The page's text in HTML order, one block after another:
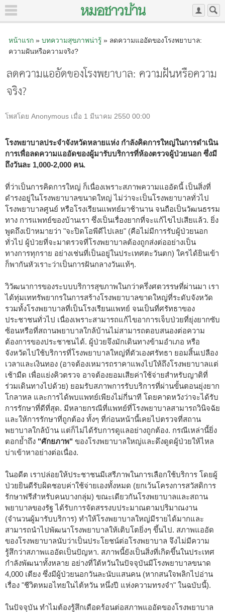
หน้าแรก» บทความสุขภาพน่ารู้» ลดความแออัดของโรงพยาบาล:
ความฝันหรือความจริง?
ลดความแออัดของโรงพยาบาล: ความฝันหรือความ
จริง?
โพสโดย Anonymous เมื่อ 1 มีนาคม 2550 00:00
โรงพยาบาลประจำจังหวัดหลายแห่ง กำลังคิดการใหญ่ในการดำเนิน
การเพื่อลดความแออัดของผู้มารับบริการที่ห้องตรวจผู้ป่วยนอก ซึ่งมี
ถึงวันละ 1,000-2,000 คน.
ที่ว่าเป็นการคิดการใหญ่ ก็เนื่องเพราะสภาพความแออัดนี้ เป็นสิ่งที่
ดำรงอยู่ในโรงพยาบาลขนาดใหญ่ ไม่ว่าจะเป็นโรงพยาบาลทั่วไป
โรงพยาบาลศูนย์ หรือโรงเรียนแพทย์มาช้านาน จนถือเป็นวัฒนธรรม
ทาง การแพทย์ของบ้านเรา ซึ่งเป็นเรื่องยากที่จะแก้ไขไปเสียแล้ว. ยิ่ง
พูดถึงเป้าหมายว่า "จะปิดโอพีดีไปเลย" (คือไม่มีการรับผู้ป่วยนอก
ทั่วไป ผู้ป่วยที่จะมาตรวจที่โรงพยาบาลต้องถูกส่งต่ออย่างเป็น
ทางการทุกราย อย่างเช่นที่เป็นอยู่ในประเทศตะวันตก) ใครได้ยินเข้า
ก็พากันหัวเราะว่าเป็นการฝันกลางวันแท้ๆ.
วิวัฒนาการของระบบบริการสุขภาพในกว่าครึ่งศตวรรษที่ผ่านมา เรา
ได้ทุ่มเททรัพยากรในการสร้างโรงพยาบาลขาดใหญ่ที่ระดับจังหวัด
รวมทั้งโรงพยาบาลที่เป็นโรงเรียนแพทย์ จนเป็นที่ศรัทธาของ
ประชาชนทั่วไป เนื่องเพราะสามารถแก้ไขอาการเจ็บป่วยที่ยุ่งยากซับ
ซ้อนหรือที่สถานพยาบาลใกล้บ้านไม่สามารถตอบสนองต่อความ
ต้องการของประชาชนได้. ผู้ป่วยจึงมักเดินทางข้ามอำเภอ หรือ
จังหวัดไปใช้บริการที่โรงพยาบาลใหญ่ที่ตัวเองศรัทธา ยอมสิ้นเปลือง
เวลาและเงินทอง (อาจต้องเหมารถราคาแพงไปให้ถึงโรงพยาบาลแต่
เช้ามืด เพื่อแย่งคิวตรวจ อาจต้องยอมเสียค่าใช้จ่ายสำหรับญาติที่
ร่วมเดินทางไปด้วย) ยอมรับสภาพการรับบริการที่ผ่านขั้นตอนยุ่งยาก
โกลาหล และการได้พบแพทย์เพียงไม่กี่นาที โดยคาดหวังว่าจะได้รับ
การรักษาที่ดีที่สุด. มีหลายกรณีที่แพทย์ที่โรงพยาบาลสามารถวินิจฉัย
และให้การรักษาที่ถูกต้อง ทั้งๆ ที่ก่อนหน้านี้เคยไปตรวจที่สถาน
พยาบาลใกล้บ้าน แต่ก็ไม่ได้รับการดูแลอย่างถูกต้อง. กรณีเหล่านี้ยิ่ง
ตอกย้ำถึง "ศักยภาพ" ของโรงพยาบาลใหญ่และดึงดูดผู้ป่วยให้ไหล
บ่าเข้าหาอย่างต่อเนื่อง.
ในอดีต เราปล่อยให้ประชาชนมีเสรีภาพในการเลือกใช้บริการ โดยผู้
ป่วยยินดีรับผิดชอบค่าใช้จ่ายเองทั้งหมด (ยกเว้นโครงการสวัสดิการ
รักษาฟรีสำหรับคนบางกลุ่ม) ขณะเดียวกันโรงพยาบาลและสถาน
พยาบาลของรัฐ ได้รับการจัดสรรงบประมาณตามปริมาณงาน
(จำนวนผู้มารับบริการ) ทำให้โรงพยาบาลใหญ่มีรายได้มากและ
สามารถนำไปพัฒนาโรงพยาบาลให้เติบโตยิ่งๆ ขึ้นไป. สภาพแออัด
ของโรงพยาบาลนับว่าเป็นประโยชน์ต่อโรงพยาบาล จึงไม่มีความ
รู้สึกว่าสภาพแออัดเป็นปัญหา. สภาพนี้ยังเป็นสิ่งที่เกิดขึ้นในประเทศ
กำลังพัฒนาทั้งหลาย อย่างที่ใต้หวันในปัจจุบันมีโรงพยาบาลขนาด
4,000 เตียง ซึ่งมีผู้ป่วยนอกวันละนับแสนคน (หากสนใจพลิกไปอ่าน
เรื่อง "ชีวิตหมอไทยในไต้หวัน หนึ่งปี แห่งความทรงจำ" ในฉบับนี้).
ในปัจจุบัน ทำไมต้องรู้สึกเดือดร้อนต่อสภาพแออัดของโรงพยาบาล